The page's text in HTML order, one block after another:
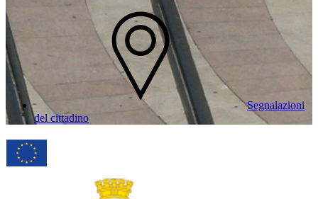
Segnalazioni
del cittadino